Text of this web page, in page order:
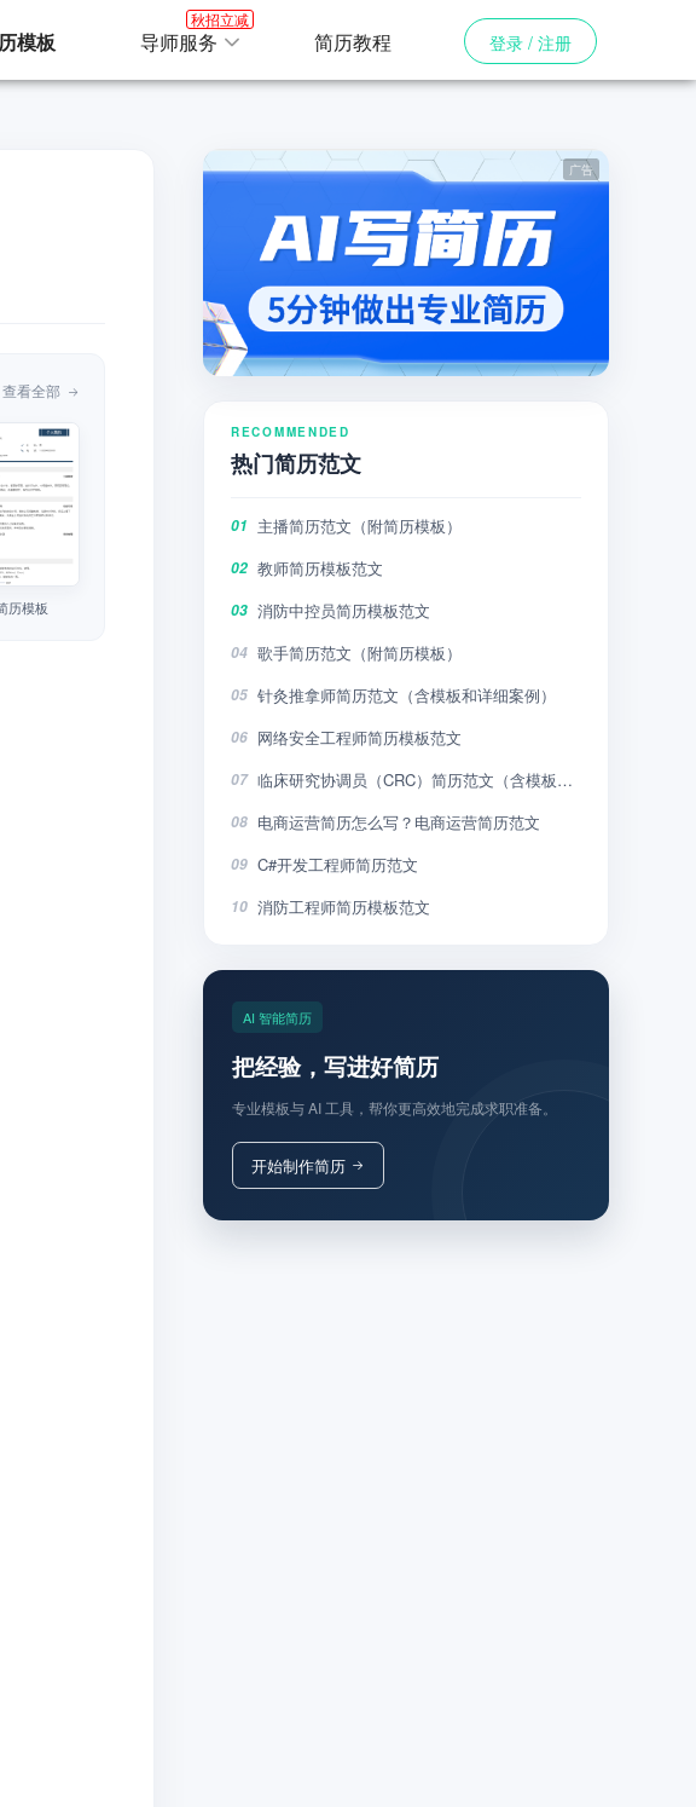
模板 导师服务
秋招立减
简历教程 登录 / 注册
查看全部
历模板
RECOMMENDED
热门简历范文
01 主播简历范文（附简历模板）
02 教师简历模板范文
03 消防中控员简历模板范文
04 歌手简历范文（附简历模板）
05 针灸推拿师简历范文（含模板和详细案例）
06 网络安全工程师简历模板范文
07 临床研究协调员（CRC）简历范文（含模板和详细案例）
08 电商运营简历怎么写？电商运营简历范文
09 C#开发工程师简历范文
10 消防工程师简历模板范文
AI 智能简历
把经验，写进好简历
专业模板与 AI 工具，帮你更高效地完成求职准备。
开始制作简历